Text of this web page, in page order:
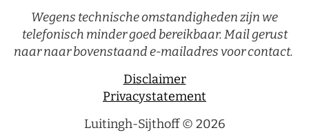
Wegens technische omstandigheden zijn we
telefonisch minder goed bereikbaar. Mail gerust
naar naar bovenstaand e-mailadres voor contact.
Disclaimer
Privacystatement
Luitingh-Sijthoff © 2026